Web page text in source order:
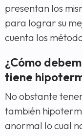
presentan los
para lograr su
cuenta los
¿Cómo
tiene
No obstante
también
anormal lo cual